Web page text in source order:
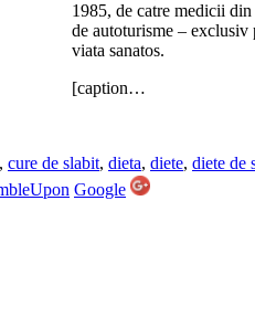
1985, de catre medicii din
de autoturisme – exclusiv
viata sanatos.
[caption…
, cure de slabit, dieta, diete, diete de
Google